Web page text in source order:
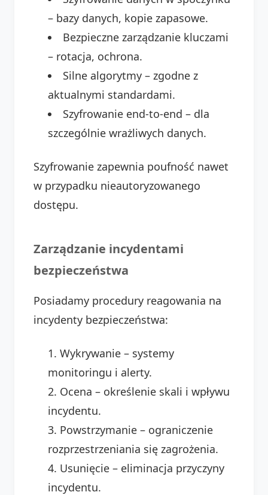
– bazy danych, kopie zapasowe.
Bezpieczne zarządzanie kluczami
– rotacja, ochrona.
Silne algorytmy – zgodne z
aktualnymi standardami.
Szyfrowanie end-to-end – dla
szczególnie wrażliwych danych.
Szyfrowanie zapewnia poufność nawet
w przypadku nieautoryzowanego
dostępu.
Zarządzanie incydentami
bezpieczeństwa
Posiadamy procedury reagowania na
incydenty bezpieczeństwa:
Wykrywanie – systemy
monitoringu i alerty.
Ocena – określenie skali i wpływu
incydentu.
Powstrzymanie – ograniczenie
rozprzestrzeniania się zagrożenia.
Usunięcie – eliminacja przyczyny
incydentu.